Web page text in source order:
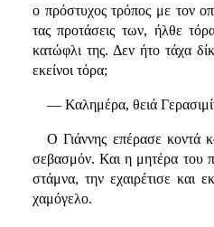
ο πρόστυχος τρόπος με τον
τας προτάσεις των, ήλθε
κατώφλι της. Δεν ήτο τάχα
εκείνοι τόρα;
— Καλημέρα, θειά
Ο Γιάννης επέρασε κοντά
σεβασμόν. Και η μητέρα του
στάμνα, την εχαιρέτισε και
χαμόγελο.